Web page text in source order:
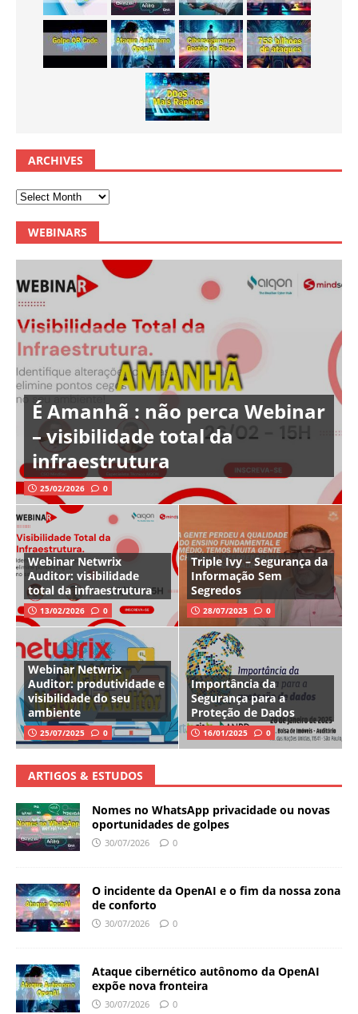
ARCHIVES
WEBINARS
É Amanhã : não perca Webinar
– visibilidade total da
infraestrutura
25/02/2026 0
Webinar Netwrix
Auditor: visibilidade
total da infraestrutura
13/02/2026 0
Triple Ivy – Segurança da
Informação Sem
Segredos
28/07/2025 0
Webinar Netwrix
Auditor: produtividade e
visibilidade do seu
ambiente
25/07/2025 0
Importância da
Segurança para a
Proteção de Dados
16/01/2025 0
ARTIGOS & ESTUDOS
Nomes no WhatsApp privacidade ou novas
oportunidades de golpes
30/07/2026 0
O incidente da OpenAI e o fim da nossa zona
de conforto
30/07/2026 0
Ataque cibernético autônomo da OpenAI
expõe nova fronteira
30/07/2026 0